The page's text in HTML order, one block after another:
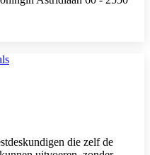
die zelf de